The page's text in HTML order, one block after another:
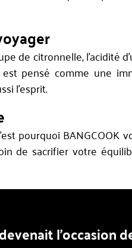
de citronnelle, l’acidité
pensé comme une
l’esprit.
pourquoi
de sacrifier votre
l’occasion